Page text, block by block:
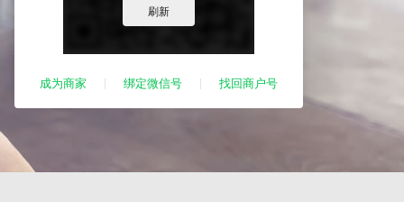
刷新
成为商家 绑定微信号 找回商户号